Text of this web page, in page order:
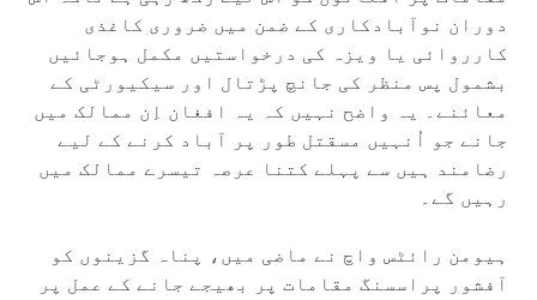
دوران نوآبادکاری کے ضمن میں ضروری کاغذی
کارروائی یا ویزہ کی درخواستیں مکمل ہوجائیں
بشمول پس منظر کی جانچ پڑتال اور سیکیورٹی کے
معائنے۔ یہ واضح نہیں کہ یہ افغان اِن ممالک میں
جانے جو اُنہیں مسقتل طور پر آباد کرنے کے لیے
رضامند ہیں سے پہلے کتنا عرصہ تیسرے ممالک میں
رہیں گے۔
ہیومن رائٹس واچ نے ماضی میں، پناہ گزینوں کو
آفشور پراسسنگ مقامات پر بھیجے جانے کے عمل پر